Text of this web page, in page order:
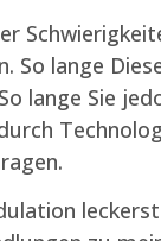
So lange
lange Sie